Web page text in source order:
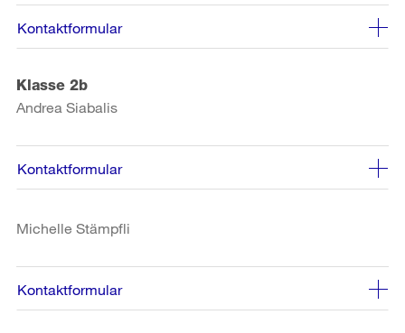
Kontaktformular
Klasse 2b
Andrea Siabalis
Kontaktformular
Michelle Stämpfli
Kontaktformular